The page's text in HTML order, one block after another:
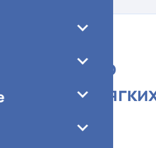
научно-
центр
костей,
кожи
этаж